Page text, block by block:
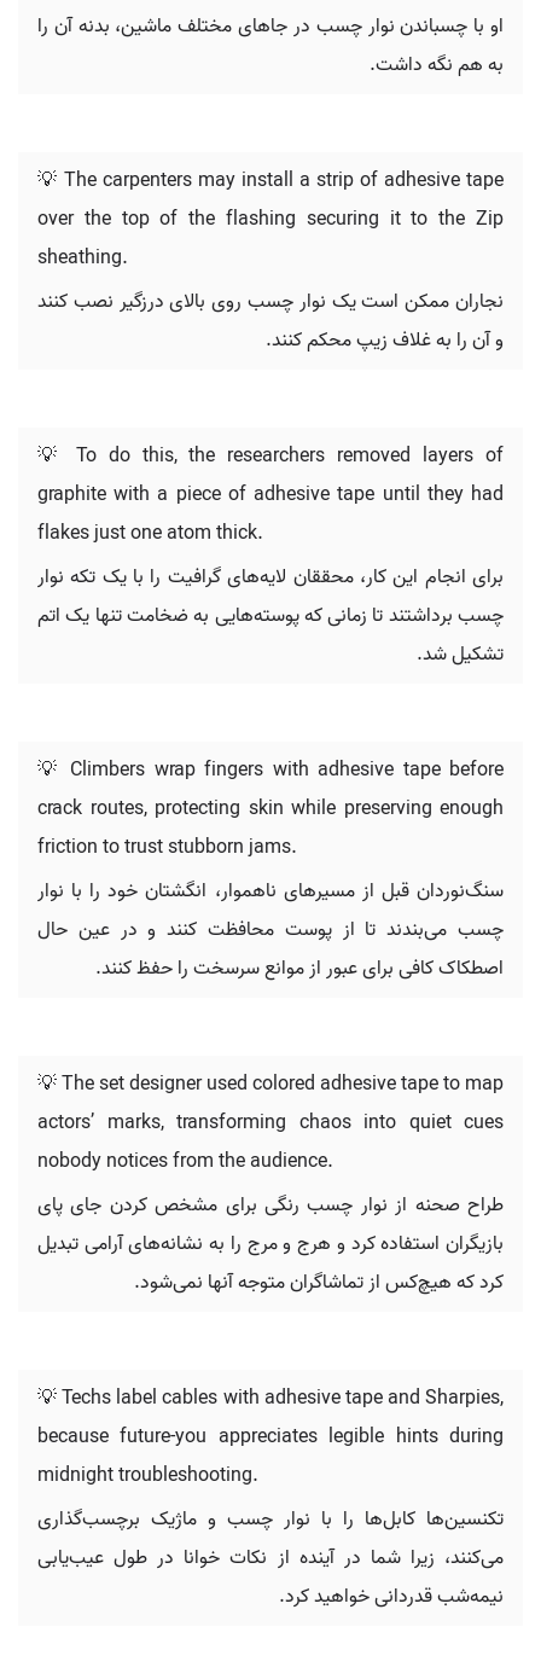
او با چسباندن نوار چسب در جاهای مختلف ماشین، بدنه آن را
به هم نگه داشت.
💡 The carpenters may install a strip of adhesive tape
over the top of the flashing securing it to the Zip
sheathing.
نجاران ممکن است یک نوار چسب روی بالای درزگیر نصب کنند
و آن را به غلاف زیپ محکم کنند.
💡 To do this, the researchers removed layers of
graphite with a piece of adhesive tape until they had
flakes just one atom thick.
برای انجام این کار، محققان لایه‌های گرافیت را با یک تکه نوار
چسب برداشتند تا زمانی که پوسته‌هایی به ضخامت تنها یک اتم
تشکیل شد.
💡 Climbers wrap fingers with adhesive tape before
crack routes, protecting skin while preserving enough
friction to trust stubborn jams.
سنگ‌نوردان قبل از مسیرهای ناهموار، انگشتان خود را با نوار
چسب می‌بندند تا از پوست محافظت کنند و در عین حال
اصطکاک کافی برای عبور از موانع سرسخت را حفظ کنند.
💡 The set designer used colored adhesive tape to map
actors’ marks, transforming chaos into quiet cues
nobody notices from the audience.
طراح صحنه از نوار چسب رنگی برای مشخص کردن جای پای
بازیگران استفاده کرد و هرج و مرج را به نشانه‌های آرامی تبدیل
کرد که هیچ‌کس از تماشاگران متوجه آنها نمی‌شود.
💡 Techs label cables with adhesive tape and Sharpies,
because future-you appreciates legible hints during
midnight troubleshooting.
تکنسین‌ها کابل‌ها را با نوار چسب و ماژیک برچسب‌گذاری
می‌کنند، زیرا شما در آینده از نکات خوانا در طول عیب‌یابی
نیمه‌شب قدردانی خواهید کرد.